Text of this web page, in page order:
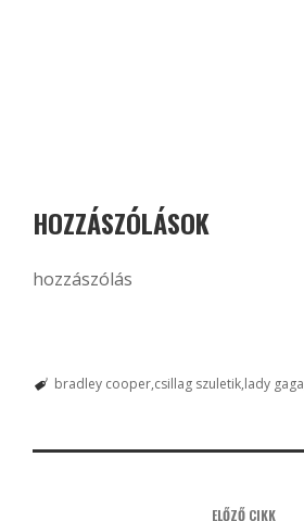
HOZZÁSZÓLÁSOK
hozzászólás
bradley cooper csillag szuletik lady gaga
ELŐZŐ CIKK